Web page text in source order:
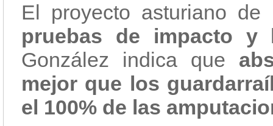
El proyecto asturiano
pruebas de impacto y
González indica que
mejor que los
el 100% de las